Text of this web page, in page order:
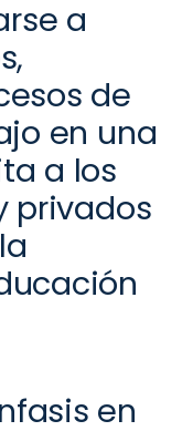
a
,
de
en una
a los
privados
en